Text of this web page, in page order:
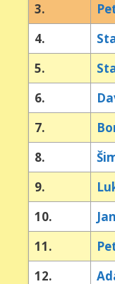
3.
4.
5.
6.
7.
8.
9.
10.
11.
12.